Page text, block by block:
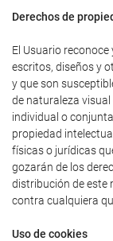
Derechos de
El Usuario
escritos, diseños y
y que son
de naturaleza
individual o
propiedad
físicas o jurídicas
gozarán de los
distribución de este
contra cualquiera
Uso de cookies